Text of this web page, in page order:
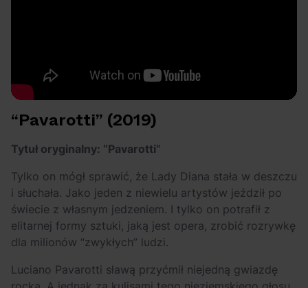
“Pavarotti” (2019)
Tytuł oryginalny: “Pavarotti”
Tylko on mógł sprawić, że Lady Diana stała w deszczu
i słuchała. Jako jeden z niewielu artystów jeździł po
świecie z własnym jedzeniem. I tylko on potrafił z
elitarnej formy sztuki, jaką jest opera, zrobić rozrywkę
dla milionów “zwykłych” ludzi.
Luciano Pavarotti sławą przyćmił niejedną gwiazdę